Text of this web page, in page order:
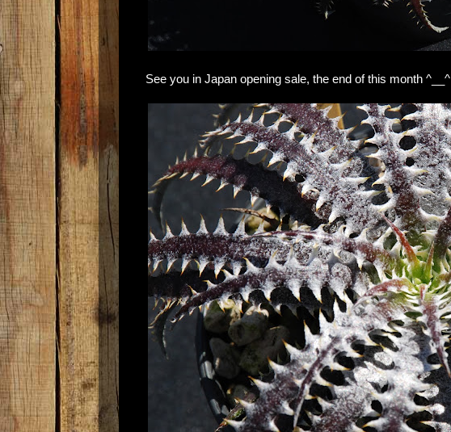
See you in Japan opening sale, the end of this month ^__^